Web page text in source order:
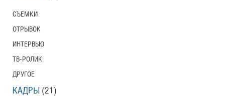
СЪЕМКИ
ОТРЫВОК
ИНТЕРВЬЮ
ТВ-РОЛИК
ДРУГОЕ
КАДРЫ (21)